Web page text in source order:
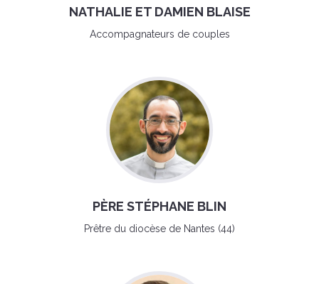
NATHALIE ET DAMIEN BLAISE
Accompagnateurs de couples
PÈRE STÉPHANE BLIN
Prêtre du diocèse de Nantes (44)